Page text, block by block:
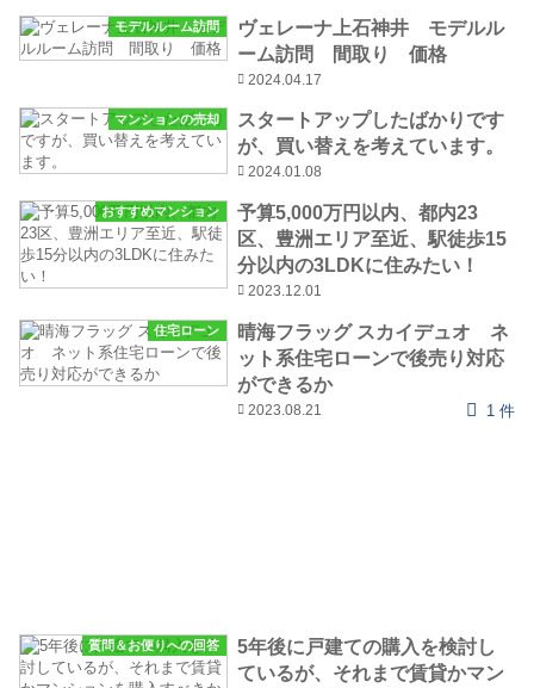
モデルルーム訪問
ヴェレーナ上石神井 モデルル
ーム訪問 間取り 価格
2024.04.17
マンションの売却
スタートアップしたばかりです
が、買い替えを考えています。
2024.01.08
おすすめマンション
予算5,000万円以内、都内23
区、豊洲エリア至近、駅徒歩15
分以内の3LDKに住みたい！
2023.12.01
住宅ローン
晴海フラッグ スカイデュオ ネ
ット系住宅ローンで後売り対応
ができるか
2023.08.21 1 件
質問＆お便りへの回答
5年後に戸建ての購入を検討し
ているが、それまで賃貸かマン